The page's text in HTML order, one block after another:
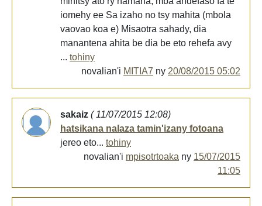
iomehy ee Sa izaho no tsy mahita (mbola
vaovao koa e) Misaotra sahady, dia
manantena ahita be dia be eto rehefa avy
... tohiny
novalian'i MITIA7 ny 20/08/2015 05:02
sakaiz ( 11/07/2015 12:08)
hatsikana nalaza tamin'izany fotoana
jereo eto... tohiny
novalian'i mpisotrtoaka ny 15/07/2015
11:05